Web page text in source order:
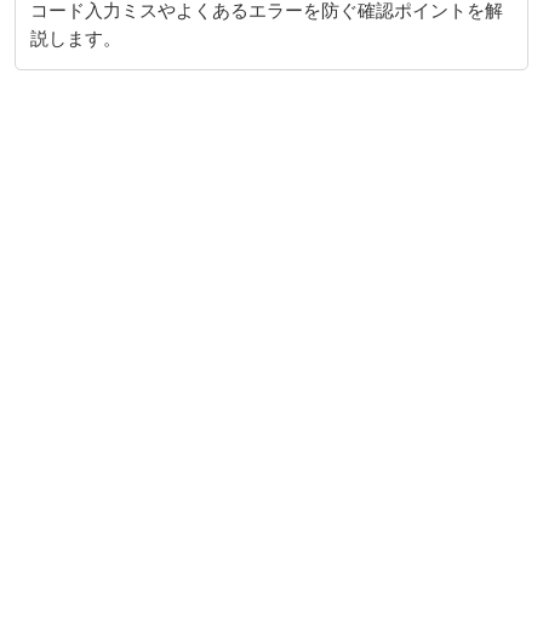
コード入力ミスやよくあるエラーを防ぐ確認ポイントを解
説します。